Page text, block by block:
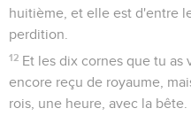
huitième, et elle est d'entre
perdition.
12 Et les dix cornes que tu as
encore reçu de royaume,
rois, une heure, avec la bête.